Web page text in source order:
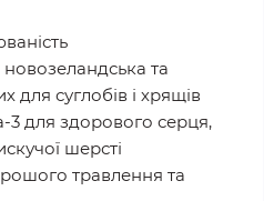
новозеландська та
для суглобів і хрящів
3 для здорового серця,
шерсті
травлення та